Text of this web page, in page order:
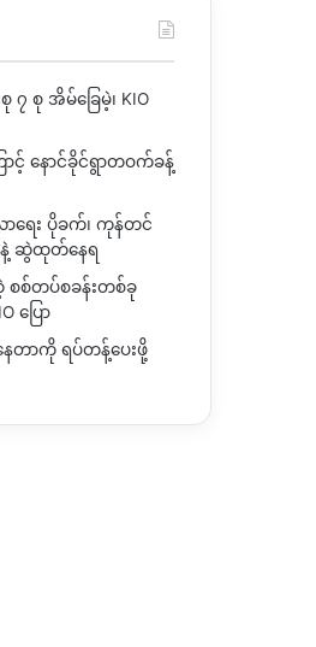
၇ စု အိမ်ခြေမဲ့၊ KIO
င့် နောင်ခိုင်ရွာတဝက်ခန့်
ာရေး ပိုခက်၊ ကုန်တင်
ဆွဲထုတ်နေရ
စစ်တပ်စခန်းတစ်ခု
ပြော
တာကို ရပ်တန့်ပေးဖို့